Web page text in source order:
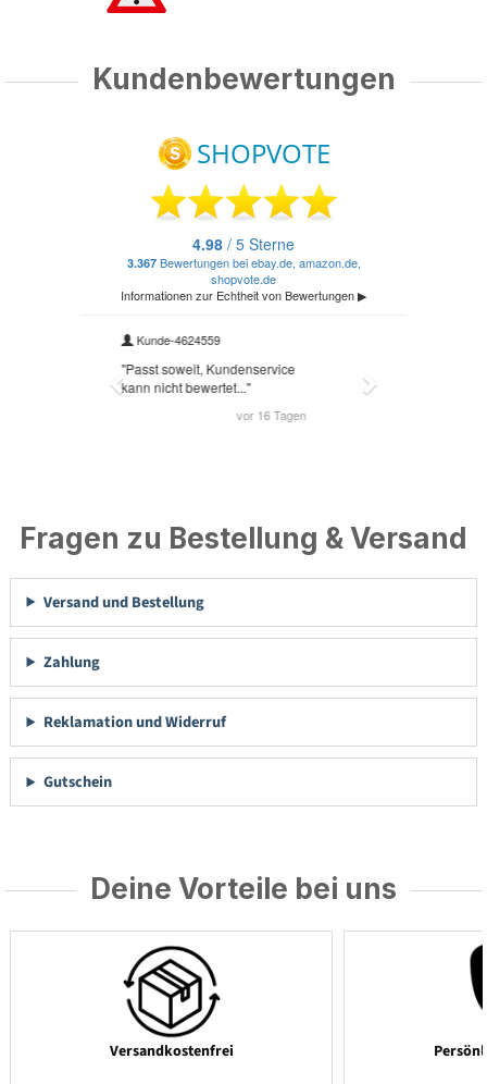
Kundenbewertungen
Fragen zu Bestellung & Versand
Versand und Bestellung
Zahlung
Reklamation und Widerruf
Gutschein
Deine Vorteile bei uns
Versandkostenfrei